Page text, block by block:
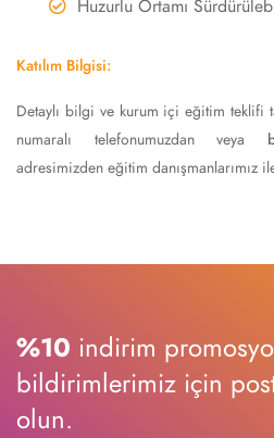
Huzurlu Ortamı
Katılım Bilgisi:
Detaylı bilgi ve kurum içi eğitim teklifi
numaralı telefonumuzdan veya
adresimizden eğitim danışmanlarımız
%10 indirim
bildirimlerimiz için
olun.